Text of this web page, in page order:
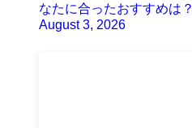
なたに合ったおすすめは？
August 3, 2026